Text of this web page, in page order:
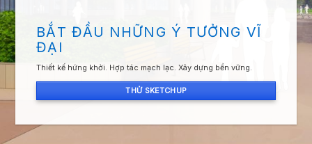
BẮT ĐẦU NHỮNG Ý TƯỞNG VĨ
ĐẠI
Thiết kế hứng khởi. Hợp tác mạch lạc. Xây dựng bền vững.
THỬ SKETCHUP